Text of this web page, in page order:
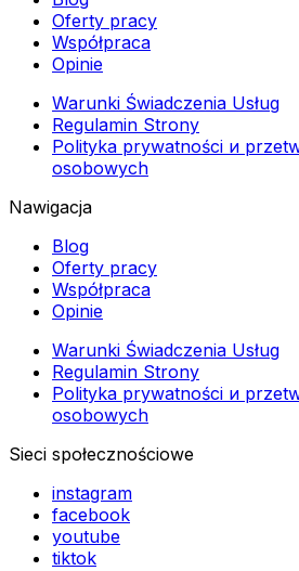
Oferty pracy
Współpraca
Opinie
Warunki Świadczenia Usług
Regulamin Strony
Polityka prywatności и
osobowych
Nawigacja
Blog
Oferty pracy
Współpraca
Opinie
Warunki Świadczenia Usług
Regulamin Strony
Polityka prywatności и
osobowych
Sieci społecznościowe
instagram
facebook
youtube
tiktok